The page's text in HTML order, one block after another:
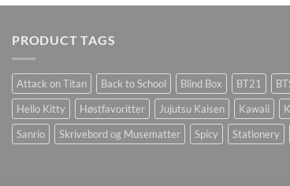
PRODUCT TAGS
Attack on Titan Back to School Blind Box BT21
Hello Kitty
Høstfavoritter Jujutsu Kaisen Kawaii
Sanrio
Skrivebord og Musematter Spicy Stationery